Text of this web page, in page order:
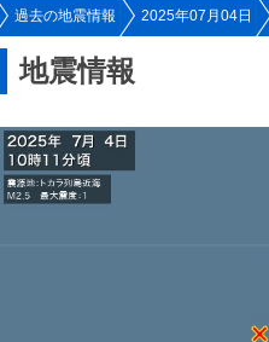
過去の地震情報 2025年07月04日
地震情報